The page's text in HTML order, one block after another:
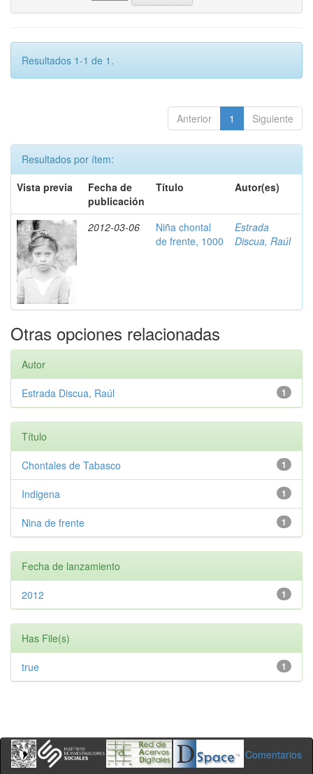
Resultados 1-1 de 1.
Anterior 1 Siguiente
Resultados por ítem:
Vista previa
Fecha de
publicación
Título Autor(es)
2012-03-06
Niña chontal
de frente, 1000
Estrada
Discua, Raúl
Otras opciones relacionadas
Autor
1
Estrada Discua, Raúl
Título
1
Chontales de Tabasco
1
Indigena
1
Nina de frente
Fecha de lanzamiento
1
2012
Has File(s)
1
true
Comentarios